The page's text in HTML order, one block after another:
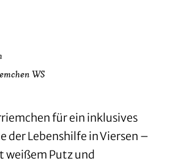
WS
für ein inklusives
der Lebenshilfe in Viersen –
Putz und